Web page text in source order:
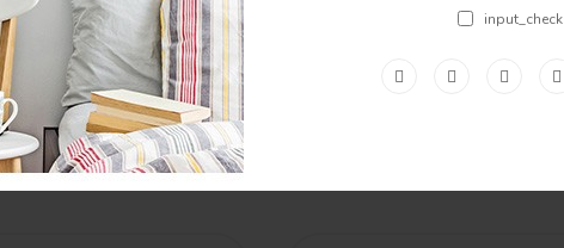
input_check